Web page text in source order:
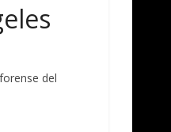
del